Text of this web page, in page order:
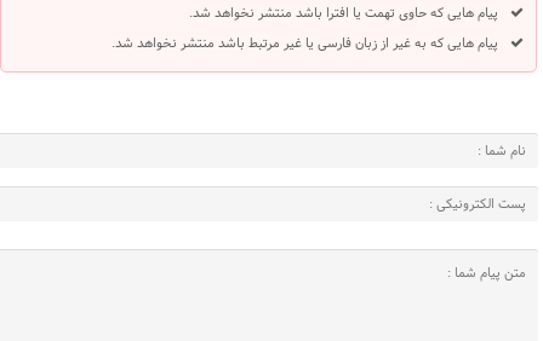
پیام هایی که حاوی تهمت یا افترا باشد منتشر نخواهد شد.
پیام هایی که به غیر از زبان فارسی یا غیر مرتبط باشد منتشر نخواهد شد.